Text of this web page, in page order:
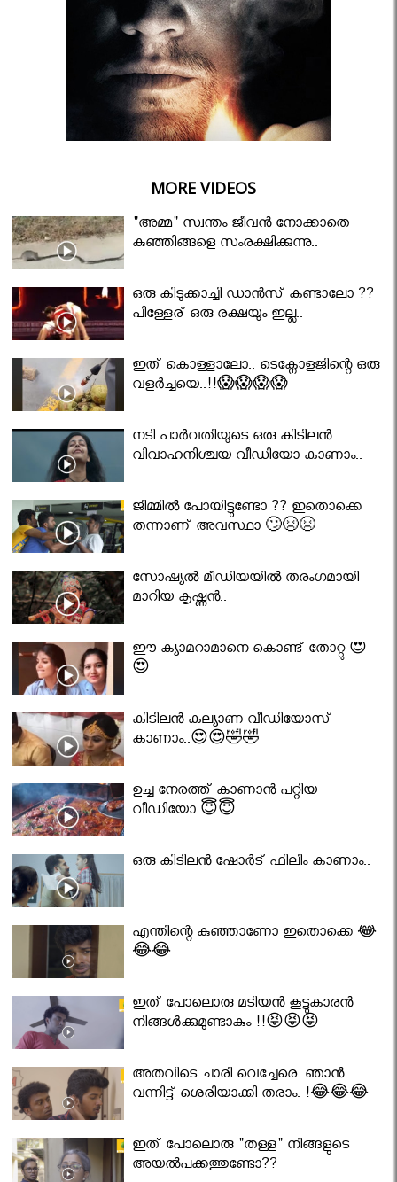
MORE VIDEOS
"അമ്മ" സ്വന്തം ജീവൻ നോക്കാതെ
കുഞ്ഞിങ്ങളെ സംരക്ഷിക്കുന്നു..
ഒരു കിടുക്കാച്ചി ഡാൻസ് കണ്ടാലോ ??
പിള്ളേര് ഒരു രക്ഷയും ഇല്ല..
ഇത് കൊള്ളാലോ.. ടെക്നോളജിന്റെ ഒരു
വളർച്ചയെ..!!😱😱😱😱
നടി പാർവതിയുടെ ഒരു കിടിലൻ
വിവാഹനിശ്ചയ വീഡിയോ കാണാം..
ജിമ്മിൽ പോയിട്ടുണ്ടോ ?? ഇതൊക്കെ
തന്നാണ് അവസ്ഥാ 🙄😣😣
സോഷ്യൽ മീഡിയയിൽ തരംഗമായി
മാറിയ കൃഷ്ണൻ..
ഈ ക്യാമറാമാനെ കൊണ്ട് തോറ്റു 😍
😍
കിടിലൻ കല്യാണ വീഡിയോസ്
കാണാം..😍😍🤣🤣
ഉച്ച നേരത്ത് കാണാൻ പറ്റിയ
വീഡിയോ 😇😇
ഒരു കിടിലൻ ഷോർട് ഫിലിം കാണാം..
എന്തിന്റെ കുഞ്ഞാണോ ഇതൊക്കെ 😂
😂😂
ഇത് പോലൊരു മടിയൻ കൂട്ടുകാരൻ
നിങ്ങൾക്കുമുണ്ടാകും !!😝😝😝
അതവിടെ ചാരി വെച്ചേരെ. ഞാൻ
വന്നിട്ട് ശെരിയാക്കി തരാം. !😂😂😂
ഇത് പോലൊരു "തള്ള" നിങ്ങളുടെ
അയല്‍പക്കത്തുണ്ടോ??